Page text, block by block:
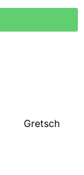
Gretsch